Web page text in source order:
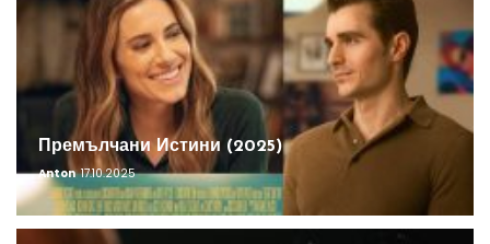
Премълчани Истини (2025)
Anton 17.10.2025